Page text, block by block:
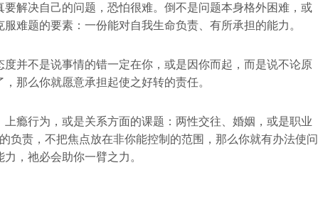
解决自己的问题，恐怕很难。倒不是问题本身格外困难，或
难题的要素：一份能对自我生命负责、有所承担的能力。
并不是说事情的错一定在你，或是因你而起，而是说不论原
那么你就愿意承担起使之好转的责任。
瘾行为，或是关系方面的课题：两性交往、婚姻，或是职业
负责，不把焦点放在非你能控制的范围，那么你就有办法使问
，祂必会助你一臂之力。